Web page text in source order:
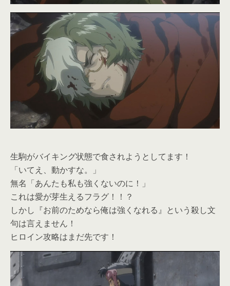
生駒がバイキング状態で食されようとしてます！
「いてえ、動かすな。」
無名「あんたも私も強くないのに！」
これは愛が芽生えるフラグ！！？
しかし『お前のためなら俺は強くなれる』という殺し文
句は言えません！
ヒロイン攻略はまだ先です！